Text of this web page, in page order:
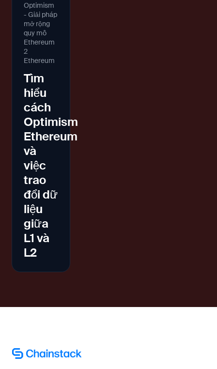
Optimism
- Giải pháp
mở rộng
quy mô
Ethereum
2
Ethereum
Tìm
hiểu
cách
Optimism
Ethereum
và
việc
trao
đổi dữ
liệu
giữa
L1 và
L2